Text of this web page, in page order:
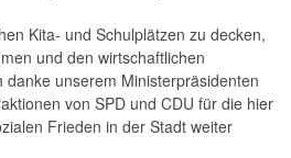
Kita- und Schulplätzen zu decken,
und den wirtschaftlichen
unserem Ministerpräsidenten
von SPD und CDU für die hier
Frieden in der Stadt weiter